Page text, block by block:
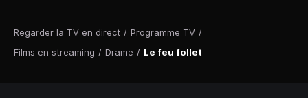
Regarder la TV en direct / Programme TV /
Films en streaming / Drame / Le feu follet